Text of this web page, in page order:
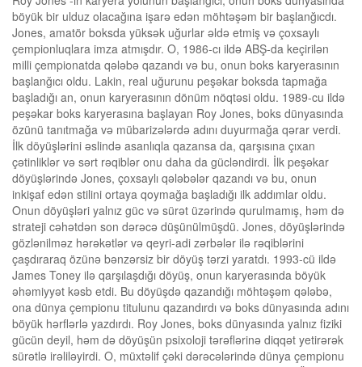
böyük bir ulduz olacağına işarə edən möhtəşəm bir başlanğıcdı.
Jones, amatör boksda yüksək uğurlar əldə etmiş və çoxsaylı
çempionluqlara imza atmışdır. O, 1986-cı ildə ABŞ-da keçirilən
milli çempionatda qələbə qazandı və bu, onun boks karyerasının
başlanğıcı oldu. Lakin, real uğurunu peşəkar boksda tapmağa
başladığı an, onun karyerasının dönüm nöqtəsi oldu. 1989-cu ildə
peşəkar boks karyerasına başlayan Roy Jones, boks dünyasında
özünü tanıtmağa və mübarizələrdə adını duyurmağa qərar verdi.
İlk döyüşlərini əslində asanlıqla qazansa da, qarşısına çıxan
çətinliklər və sərt rəqiblər onu daha da gücləndirdi. İlk peşəkar
döyüşlərində Jones, çoxsaylı qələbələr qazandı və bu, onun
inkişaf edən stilini ortaya qoymağa başladığı ilk addımlar oldu.
Onun döyüşləri yalnız güc və sürət üzərində qurulmamış, həm də
strateji cəhətdən son dərəcə düşünülmüşdü. Jones, döyüşlərində
gözlənilməz hərəkətlər və qeyri-adi zərbələr ilə rəqiblərini
çaşdıraraq özünə bənzərsiz bir döyüş tərzi yaratdı. 1993-cü ildə
James Toney ilə qarşılaşdığı döyüş, onun karyerasında böyük
əhəmiyyət kəsb etdi. Bu döyüşdə qazandığı möhtəşəm qələbə,
ona dünya çempionu titulunu qazandırdı və boks dünyasında adını
böyük hərflərlə yazdırdı. Roy Jones, boks dünyasında yalnız fiziki
gücün deyil, həm də döyüşün psixoloji tərəflərinə diqqət yetirərək
sürətlə irəliləyirdi. O, müxtəlif çəki dərəcələrində dünya çempionu